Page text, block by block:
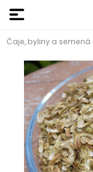
Čaje, byliny a semená